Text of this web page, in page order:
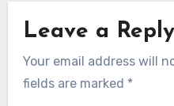
Leave a Reply
Your email address will
fields are marked *